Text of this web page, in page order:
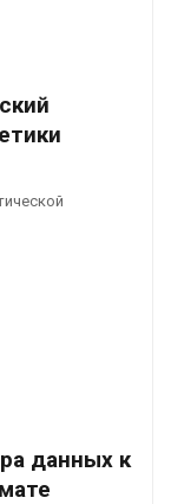
данных к